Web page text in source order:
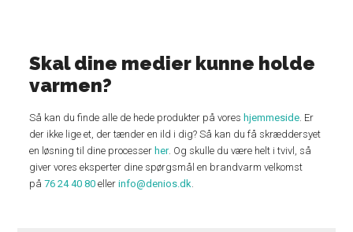
Skal dine medier kunne holde
varmen?
Så kan du finde alle de hede produkter på voreshjemmeside . Er
der ikke lige et, der tænder en ild i dig? Så kan du få skræddersyet
en løsning til dine processerher. Og skulle du være helt i tvivl, så
giver vores eksperter dine spørgsmål en brandvarm velkomst
på76 24 40 80 ellerinfo@denios.dk